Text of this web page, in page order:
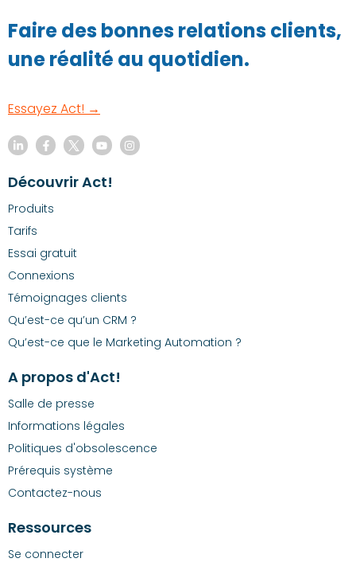
Faire des bonnes relations clients,
une réalité au quotidien.
Essayez Act! →
Découvrir Act!
Produits
Tarifs
Essai gratuit
Connexions
Témoignages clients
Qu’est-ce qu’un CRM ?
Qu’est-ce que le Marketing Automation ?
A propos d'Act!
Salle de presse
Informations légales
Politiques d'obsolescence
Prérequis système
Contactez-nous
Ressources
Se connecter